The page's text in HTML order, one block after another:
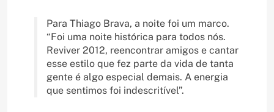
Para Thiago Brava, a noite foi um marco.
“Foi uma noite histórica para todos nós.
Reviver 2012, reencontrar amigos e cantar
esse estilo que fez parte da vida de tanta
gente é algo especial demais. A energia
que sentimos foi indescritível”.